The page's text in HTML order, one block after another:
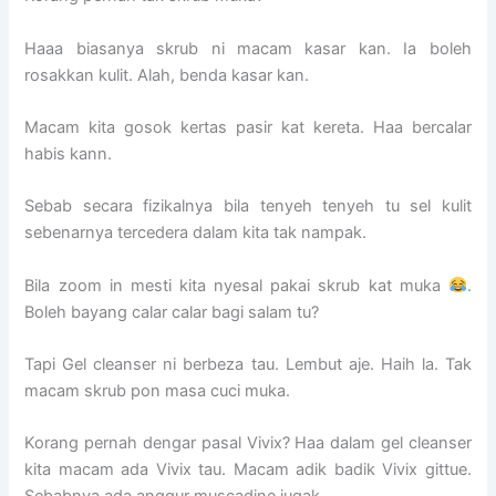
Haaa biasanya skrub ni macam kasar kan. Ia boleh
rosakkan kulit. Alah, benda kasar kan.
Macam kita gosok kertas pasir kat kereta. Haa bercalar
habis kann.
Sebab secara fizikalnya bila tenyeh tenyeh tu sel kulit
sebenarnya tercedera dalam kita tak nampak.
Bila zoom in mesti kita nyesal pakai skrub kat muka
.
Boleh bayang calar calar bagi salam tu?
Tapi Gel cleanser ni berbeza tau. Lembut aje. Haih la. Tak
macam skrub pon masa cuci muka.
Korang pernah dengar pasal Vivix? Haa dalam gel cleanser
kita macam ada Vivix tau. Macam adik badik Vivix gittue.